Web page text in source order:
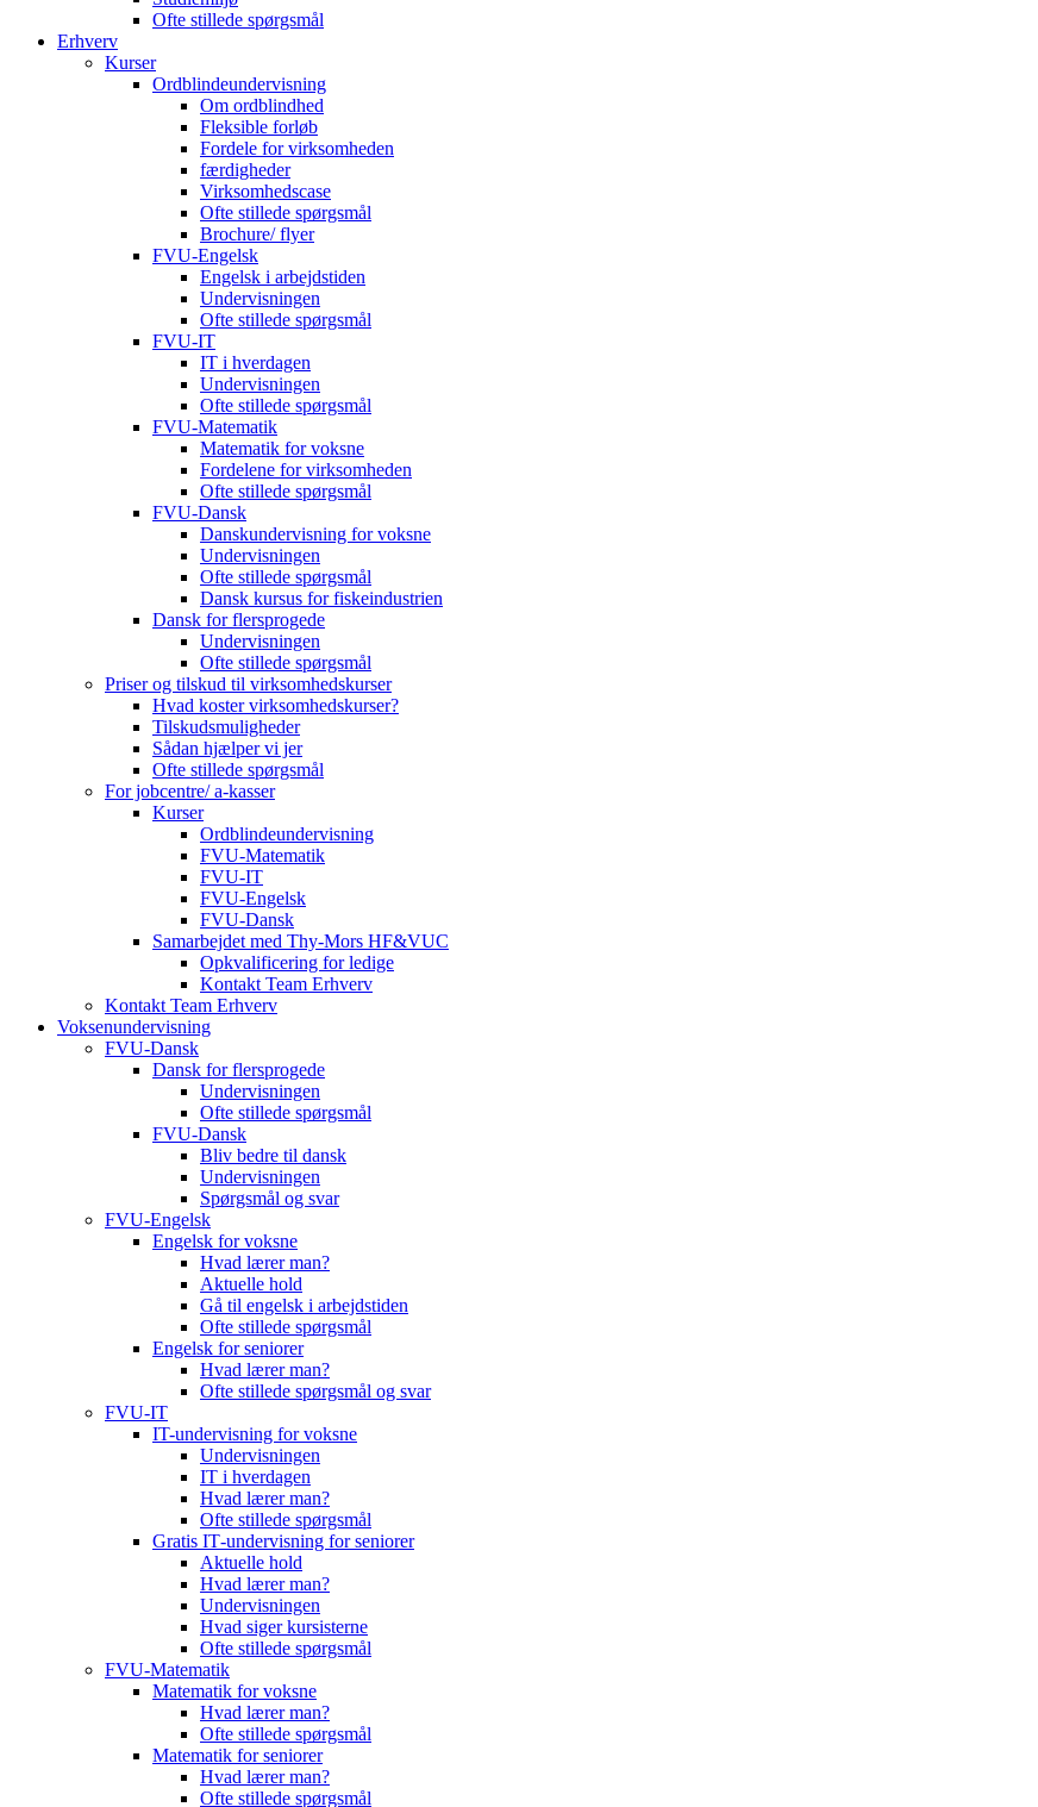
Ofte stillede spørgsmål
Erhverv
Kurser
Ordblindeundervisning
Om ordblindhed
Fleksible forløb
Fordele for virksomheden
færdigheder
Virksomhedscase
Ofte stillede spørgsmål
Brochure/ flyer
FVU-Engelsk
Engelsk i arbejdstiden
Undervisningen
Ofte stillede spørgsmål
FVU-IT
IT i hverdagen
Undervisningen
Ofte stillede spørgsmål
FVU-Matematik
Matematik for voksne
Fordelene for virksomheden
Ofte stillede spørgsmål
FVU-Dansk
Danskundervisning for voksne
Undervisningen
Ofte stillede spørgsmål
Dansk kursus for fiskeindustrien
Dansk for flersprogede
Undervisningen
Ofte stillede spørgsmål
Priser og tilskud til virksomhedskurser
Hvad koster virksomhedskurser?
Tilskudsmuligheder
Sådan hjælper vi jer
Ofte stillede spørgsmål
For jobcentre/ a-kasser
Kurser
Ordblindeundervisning
FVU-Matematik
FVU-IT
FVU-Engelsk
FVU-Dansk
Samarbejdet med Thy-Mors HF&VUC
Opkvalificering for ledige
Kontakt Team Erhverv
Kontakt Team Erhverv
Voksenundervisning
FVU-Dansk
Dansk for flersprogede
Undervisningen
Ofte stillede spørgsmål
FVU-Dansk
Bliv bedre til dansk
Undervisningen
Spørgsmål og svar
FVU-Engelsk
Engelsk for voksne
Hvad lærer man?
Aktuelle hold
Gå til engelsk i arbejdstiden
Ofte stillede spørgsmål
Engelsk for seniorer
Hvad lærer man?
Ofte stillede spørgsmål og svar
FVU-IT
IT-undervisning for voksne
Undervisningen
IT i hverdagen
Hvad lærer man?
Ofte stillede spørgsmål
Gratis IT‑undervisning for seniorer
Aktuelle hold
Hvad lærer man?
Undervisningen
Hvad siger kursisterne
Ofte stillede spørgsmål
FVU-Matematik
Matematik for voksne
Hvad lærer man?
Ofte stillede spørgsmål
Matematik for seniorer
Hvad lærer man?
Ofte stillede spørgsmål